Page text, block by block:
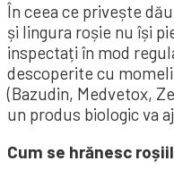
În ceea ce privește
și lingura roșie nu își
inspectați în mod
descoperite cu
(Bazudin, Medvetox,
un produs biologic va
Cum se hrănesc